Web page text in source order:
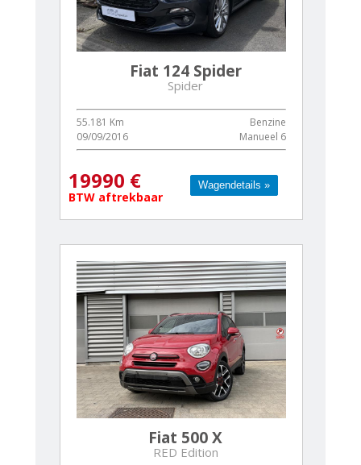
Wagendetails »
Fiat 124 Spider
Spider
55.181 Km
Benzine
09/09/2016
Manueel 6
19990 €
BTW aftrekbaar
Wagendetails »
Fiat 500 X
RED Edition